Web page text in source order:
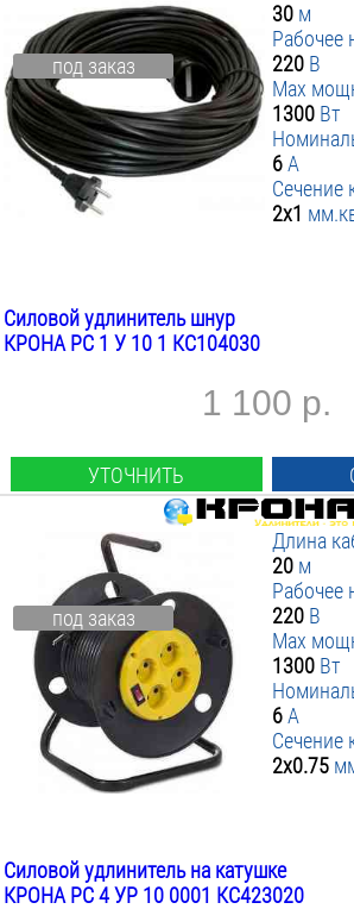
под заказ
30 м
Рабочее
220 В
Max
1300 Вт
6А
Сечение
2х1
Силовой удлинитель шнур
КРОНА РС 1 У 10 1 КС104030
1 100 р.
УТОЧНИТЬ
под заказ
Длина
20 м
Рабочее
220 В
Max
1300 Вт
6А
Сечение
2х0.75
Силовой удлинитель на катушке
КРОНА РС 4 УР 10 0001 КС423020